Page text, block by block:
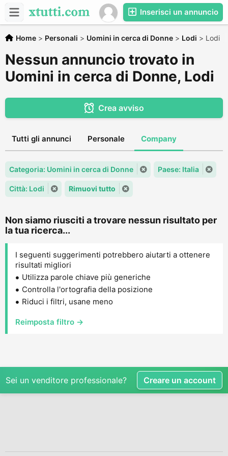
Inserisci un annuncio
Home > Personali > Uomini in cerca di Donne > Lodi > Lodi
Nessun annuncio trovato in
Uomini in cerca di Donne, Lodi
Crea avviso
Tutti gli annunci Personale Company
Categoria: Uomini in cerca di Donne Paese: Italia
Città: Lodi Rimuovi tutto
Non siamo riusciti a trovare nessun risultato per
la tua ricerca...
I seguenti suggerimenti potrebbero aiutarti a ottenere
risultati migliori
Utilizza parole chiave più generiche
Controlla l'ortografia della posizione
Riduci i filtri, usane meno
Reimposta filtro →
Sei un venditore professionale? Creare un account